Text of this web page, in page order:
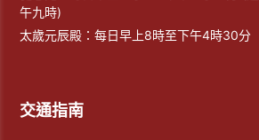
午九時)
太歲元辰殿：每日早上8時至下午4時30分
交通指南